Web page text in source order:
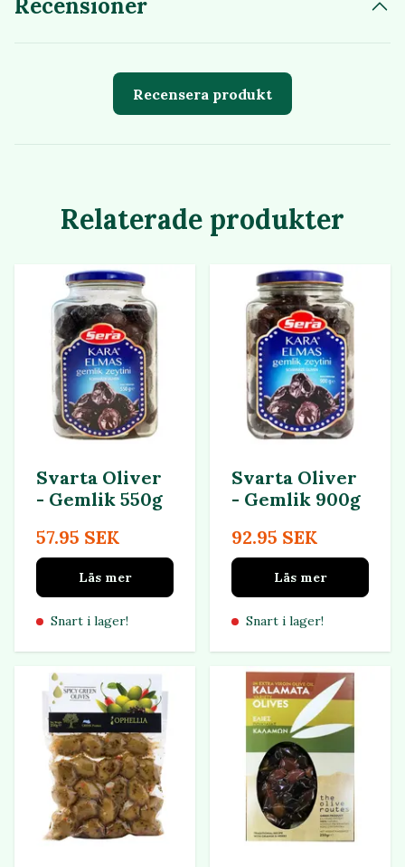
Recensioner
Recensera produkt
Relaterade produkter
Svarta Oliver
- Gemlik 550g
57.95 SEK
Läs mer
Snart i lager!
Svarta Oliver
- Gemlik 900g
92.95 SEK
Läs mer
Snart i lager!